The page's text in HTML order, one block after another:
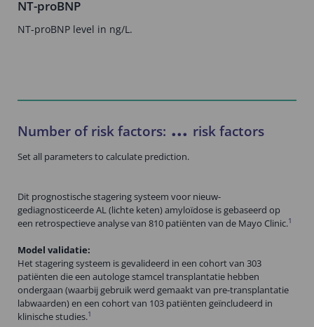
NT-proBNP
NT-proBNP level in ng/L.
Number of risk factors: ... risk factors
Set all parameters to calculate prediction.
Dit prognostische stagering systeem voor nieuw-
gediagnosticeerde AL (lichte keten) amyloïdose is gebaseerd op
een retrospectieve analyse van 810 patiënten van de Mayo Clinic.1
Model validatie:
Het stagering systeem is gevalideerd in een cohort van 303
patiënten die een autologe stamcel transplantatie hebben
ondergaan (waarbij gebruik werd gemaakt van pre-transplantatie
labwaarden) en een cohort van 103 patiënten geïncludeerd in
klinische studies.1